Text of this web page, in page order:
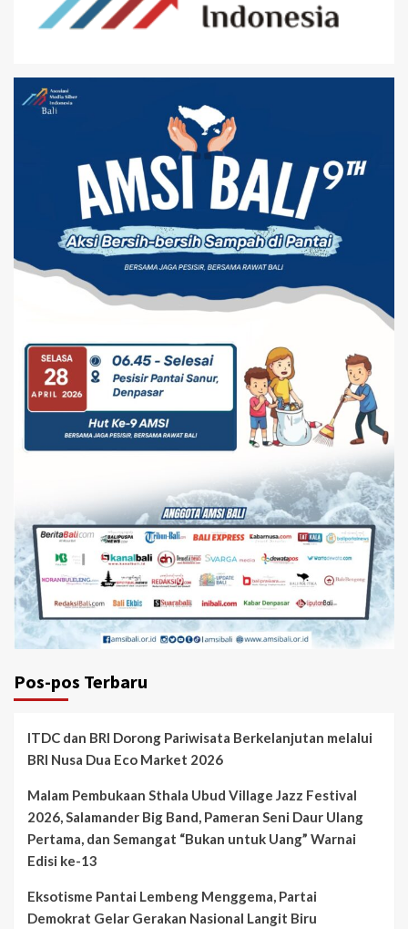
Pos-pos Terbaru
ITDC dan BRI Dorong Pariwisata Berkelanjutan melalui
BRI Nusa Dua Eco Market 2026
Malam Pembukaan Sthala Ubud Village Jazz Festival
2026, Salamander Big Band, Pameran Seni Daur Ulang
Pertama, dan Semangat “Bukan untuk Uang” Warnai
Edisi ke-13
Eksotisme Pantai Lembeng Menggema, Partai
Demokrat Gelar Gerakan Nasional Langit Biru